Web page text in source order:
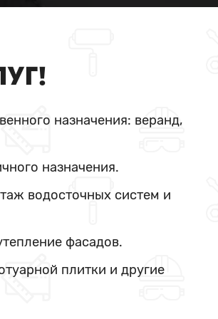
назначения: веранд,
назначения.
водосточных систем и
фасадов.
плитки и другие